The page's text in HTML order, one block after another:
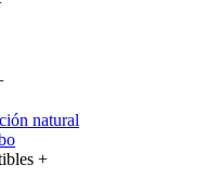
natural
+